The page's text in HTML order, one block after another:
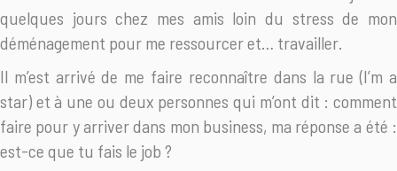
quelques jours chez mes amis loin du stress de mon
déménagement pour me ressourcer et… travailler.
Il m’est arrivé de me faire reconnaître dans la rue (I’m a
star) et à une ou deux personnes qui m’ont dit : comment
faire pour y arriver dans mon business, ma réponse a été :
est-ce que tu fais le job ?